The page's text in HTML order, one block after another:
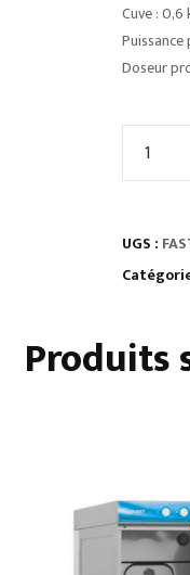
Cuve : 0,6
Puissance
Doseur
FAST
350X350
UGS :
Produits